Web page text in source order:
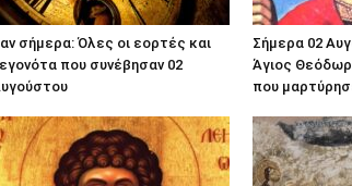
σήμερα: Όλες οι εορτές και
που συνέβησαν 02
Σήμερα 02
Άγιος
που